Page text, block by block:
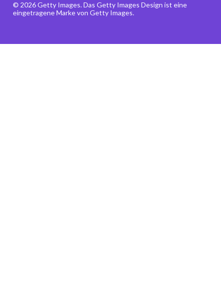
© 2026 Getty Images. Das Getty Images Design ist eine
eingetragene Marke von Getty Images.